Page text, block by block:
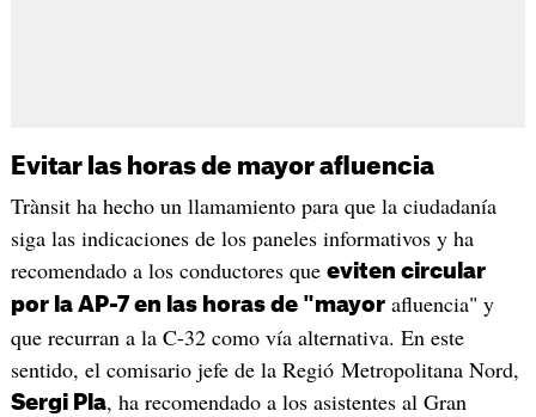
Evitar las horas de mayor afluencia
Trànsit ha hecho un llamamiento para que la ciudadanía
siga las indicaciones de los paneles informativos y ha
recomendado a los conductores que eviten circular
por la AP-7 en las horas de "mayorafluencia" y
que recurran a la C-32 como vía alternativa. En este
sentido, el comisario jefe de la Regió Metropolitana Nord,
Sergi Pla, ha recomendado a los asistentes al Gran